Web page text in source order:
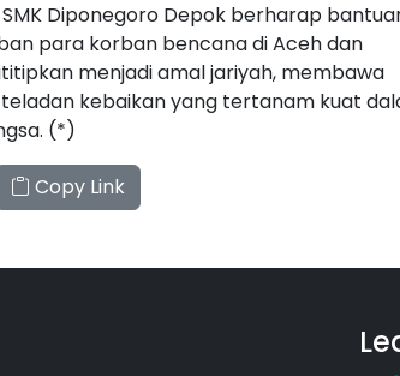
Diponegoro Depok berharap
para korban bencana di Aceh dan
menjadi amal jariyah, membawa
kebaikan yang tertanam kuat
(*)
Copy Link